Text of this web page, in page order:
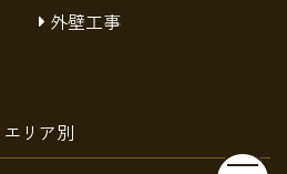
外壁工事
エリア別